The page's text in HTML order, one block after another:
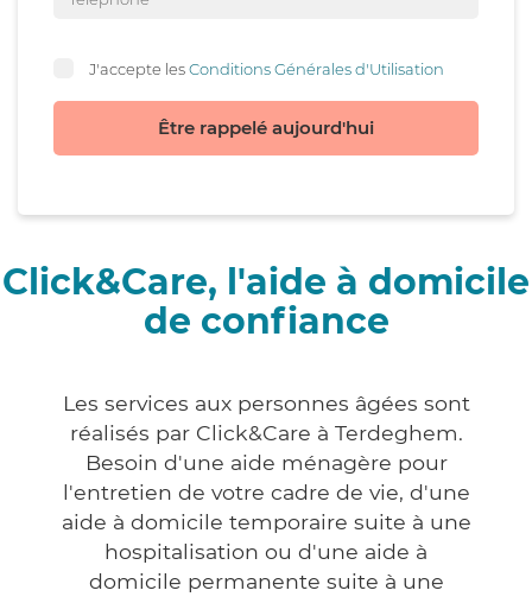
J'accepte lesConditions Générales d'Utilisation
Être rappelé aujourd'hui
Click&Care, l'aide à domicile
de confiance
Les services aux personnes âgées sont
réalisés par Click&Care à Terdeghem.
Besoin d'une aide ménagère pour
l'entretien de votre cadre de vie, d'une
aide à domicile temporaire suite à une
hospitalisation ou d'une aide à
domicile permanente suite à une